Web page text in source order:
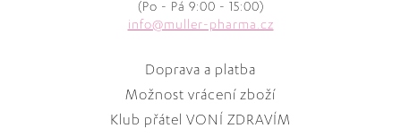
(Po - Pá 9:00 - 15:00)
info@muller-pharma.cz
Doprava a platba
Možnost vrácení zboží
Klub přátel VONÍ ZDRAVÍM